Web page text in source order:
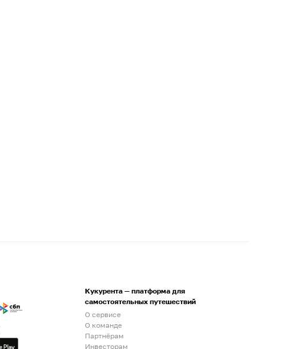
Кукурента — платформа для
самостоятельных путешествий
О сервисе
О команде
Партнёрам
Инвесторам